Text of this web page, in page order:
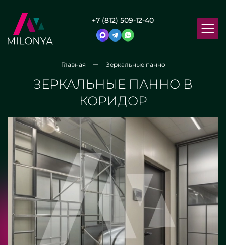
+7 (812) 509-12-40
Главная Зеркальные панно
ЗЕРКАЛЬНЫЕ ПАННО В
КОРИДОР